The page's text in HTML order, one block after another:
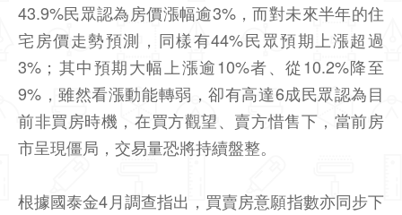
43.9%民眾認為房價漲幅逾3%，而對未來半年的住
宅房價走勢預測，同樣有44%民眾預期上漲超過
3%；其中預期大幅上漲逾10%者、從10.2%降至
9%，雖然看漲動能轉弱，卻有高達6成民眾認為目
前非買房時機，在買方觀望、賣方惜售下，當前房
市呈現僵局，交易量恐將持續盤整。
根據國泰金4月調查指出，買賣房意願指數亦同步下